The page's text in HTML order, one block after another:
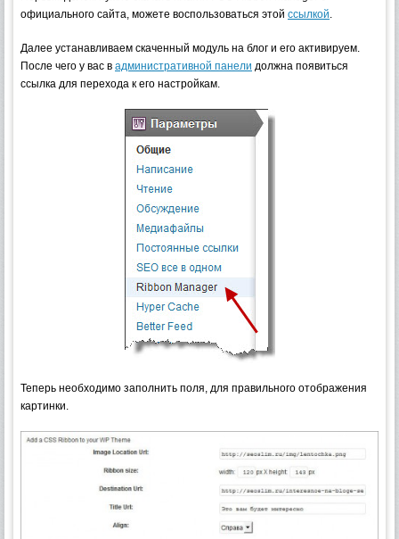
официального сайта, можете воспользоваться этой ссылкой
Далее устанавливаем скаченный модуль на блог и его активируем.
После чего у вас в административной панели должна появиться
ссылка для перехода к его настройкам.
Теперь необходимо заполнить поля, для правильного отображения
картинки.